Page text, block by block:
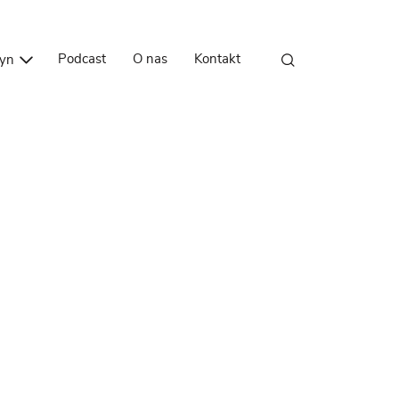
Podcast O nas Kontakt
Przejdź do treści